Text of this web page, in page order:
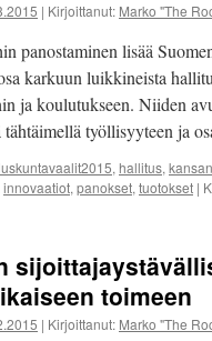
| Kirjoittanut: Marko "The
panostaminen lisää
karkuun luikkineista
ja koulutukseen. Niiden
työllisyyteen ja
, hallitus,
innovaatiot, panokset, tuotokset |
toimeen
| Kirjoittanut: Marko "The